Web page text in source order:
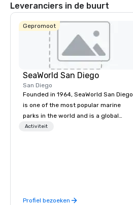
Leveranciers in de buurt
Gepromoot
SeaWorld San Diego
San Diego
Founded in 1964, SeaWorld San Diego
is one of the most popular marine
parks in the world and is a global
leader in marine animal care and
Activiteit
Profiel bezoeken